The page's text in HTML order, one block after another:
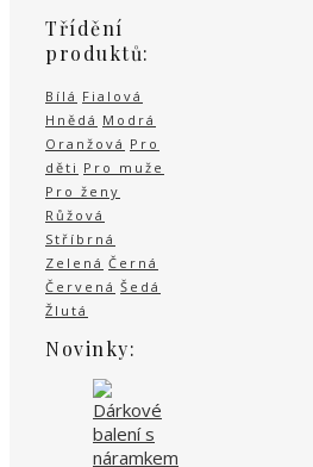
Třídění
produktů:
Bílá Fialová
Hnědá Modrá
Oranžová Pro
děti Pro muže
Pro ženy
Růžová
Stříbrná
Zelená Černá
Červená Šedá
Žlutá
Novinky: